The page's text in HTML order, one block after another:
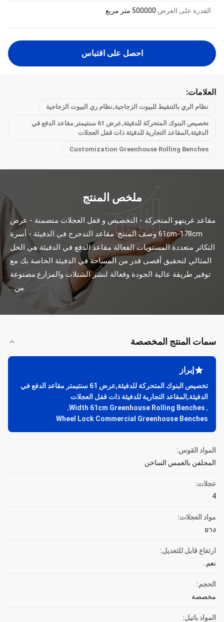
القدرة على العرض:500000 متر مربع
احصل على اقتباس
العلامات:
نظام الري بالتنقيط للبيوت الزجاجية,نظام ري البيوت الزجاجية
تخصيص البنوك المتحركة للدفيئة,عرض 61 سنتيمتر مقاعد الدفع في
الدفيئة,المقاعد التجارية للدفيئة ذات قفل العجلات
Customization Greenhouse Rolling Benches
ملخص المنتج
من ...
سمات المنتج المخصصة
إبراز
تخصيص البنوك المتحركة للدفيئة,عرض 61 سنتيمتر مقاعد الدفع في
الدفيئة,المقاعد التجارية للدفيئة ذات قفل العجلات
,
Width 61cm Greenhouse Rolling Benches
,
Wheel Lock Commercial Greenhouse Benches
المواد القوس:
المجلفن بالغمس الساخن
عجلات:
4
مواد العجلات:
ยาง
ارتفاع قابل للتعديل:
نعم..
الحجم:
مخصصة
المواد بانيل: